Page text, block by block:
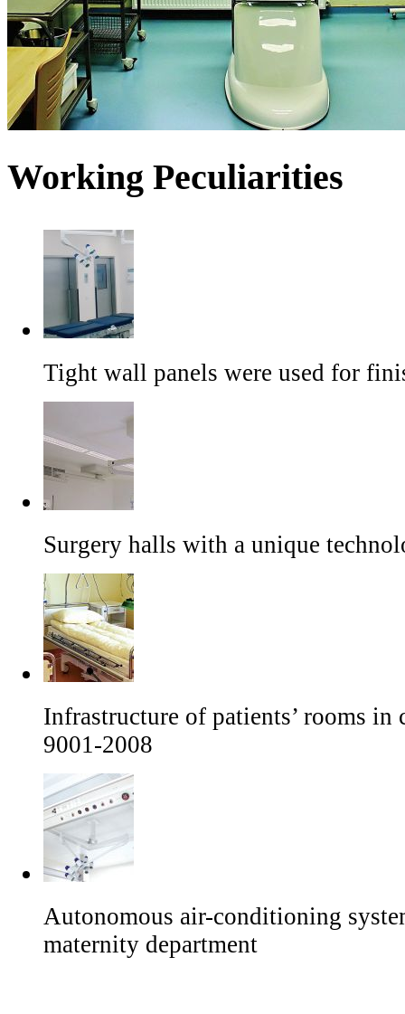
Working Peculiarities
Tight wall panels were used for
Surgery halls with a unique
Infrastructure of patients’ rooms
9001-2008
Autonomous air-conditioning
maternity department